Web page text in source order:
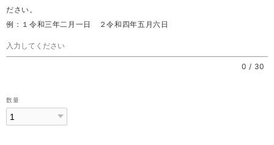
ださい。
例：１令和三年二月一日 ２令和四年五月六日
0 / 30
数量